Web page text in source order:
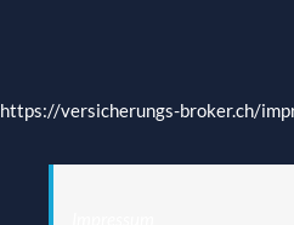
https://versicherungs-broker.ch/